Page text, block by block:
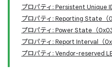
プロパティ: Persistent Unique
プロパティ: Reporting State（
プロパティ: Power State（
プロパティ: Report Interval（
プロパティ: Vendor-reserved